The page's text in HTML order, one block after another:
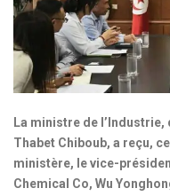
La ministre de l’Industrie,
Thabet Chiboub, a reçu,
ministère, le vice-
Chemical Co, Wu